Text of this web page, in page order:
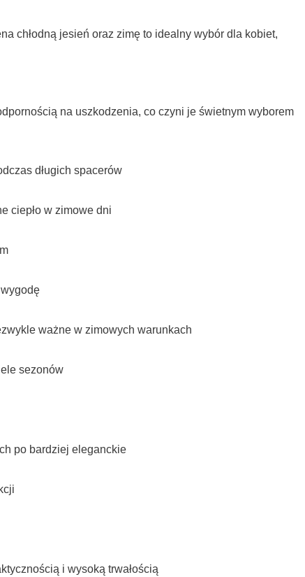
chłodną jesień oraz zimę to idealny wybór dla kobiet,
na uszkodzenia, co czyni je świetnym wyborem
długich spacerów
ciepło w zimowe dni
ważne w zimowych warunkach
sezonów
po bardziej eleganckie
i wysoką trwałością